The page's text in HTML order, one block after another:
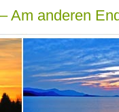
Am anderen